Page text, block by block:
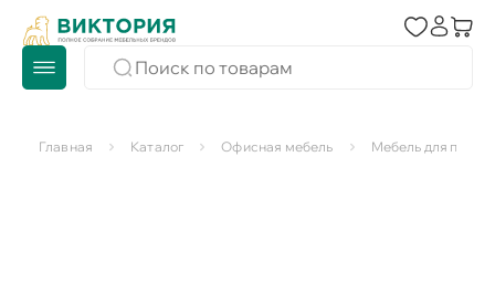
Главная Каталог Офисная мебель Мебель для